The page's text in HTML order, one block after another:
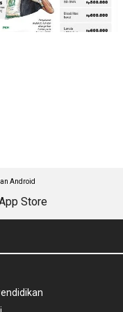
Android